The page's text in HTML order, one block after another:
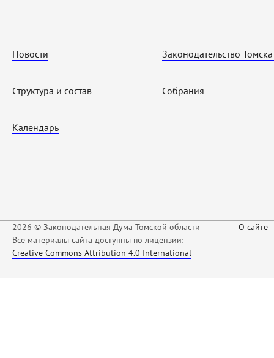
Новости
Структура и состав
Календарь
Законодательство
Собрания
2026 © Законодательная Дума Томской области
Все материалы сайта доступны по лицензии:
Creative Commons Attribution 4.0 International
О сайте